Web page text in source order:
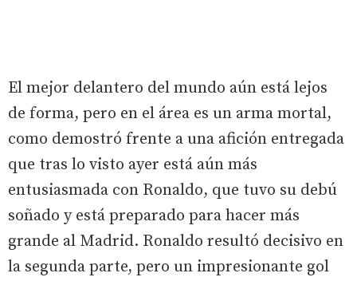
El mejor delantero del mundo aún está lejos
de forma, pero en el área es un arma mortal,
como demostró frente a una afición entregada
que tras lo visto ayer está aún más
entusiasmada con Ronaldo, que tuvo su debú
soñado y está preparado para hacer más
grande al Madrid. Ronaldo resultó decisivo en
la segunda parte, pero un impresionante gol